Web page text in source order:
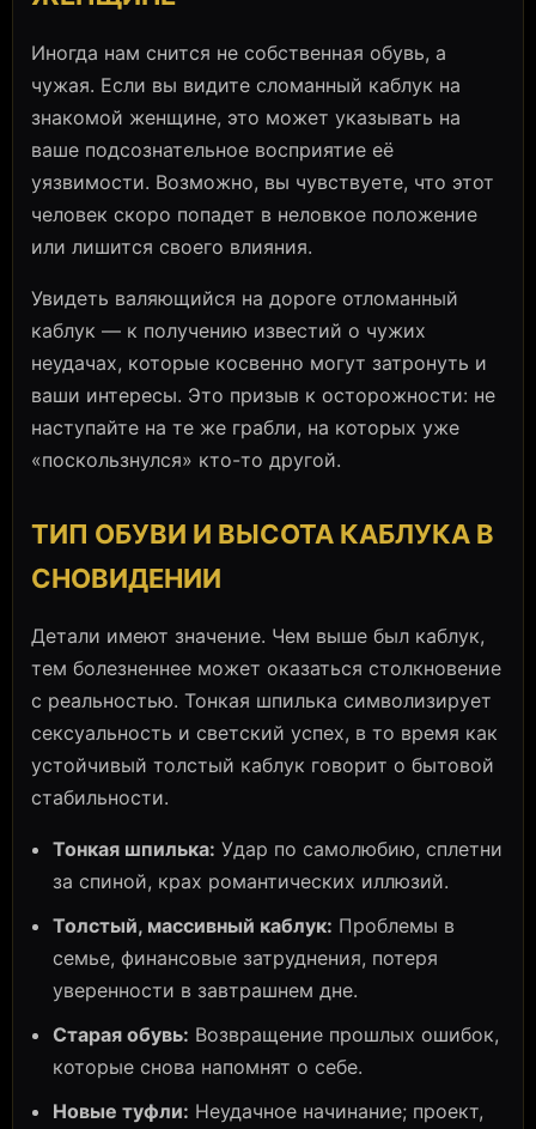
Иногда нам снится не собственная обувь, а
чужая. Если вы видите сломанный каблук на
знакомой женщине, это может указывать на
ваше подсознательное восприятие её
уязвимости. Возможно, вы чувствуете, что этот
человек скоро попадет в неловкое положение
или лишится своего влияния.
Увидеть валяющийся на дороге отломанный
каблук — к получению известий о чужих
неудачах, которые косвенно могут затронуть и
ваши интересы. Это призыв к осторожности: не
наступайте на те же грабли, на которых уже
«поскользнулся» кто-то другой.
ТИП ОБУВИ И ВЫСОТА КАБЛУКА В
СНОВИДЕНИИ
Детали имеют значение. Чем выше был каблук,
тем болезненнее может оказаться столкновение
с реальностью. Тонкая шпилька символизирует
сексуальность и светский успех, в то время как
устойчивый толстый каблук говорит о бытовой
стабильности.
Тонкая шпилька: Удар по самолюбию, сплетни
за спиной, крах романтических иллюзий.
Толстый, массивный каблук: Проблемы в
семье, финансовые затруднения, потеря
уверенности в завтрашнем дне.
Старая обувь: Возвращение прошлых ошибок,
которые снова напомнят о себе.
Новые туфли: Неудачное начинание; проект,